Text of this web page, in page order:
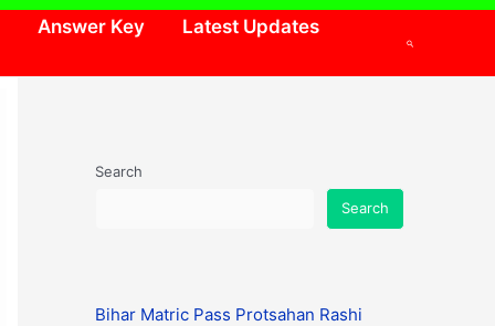
Answer Key Latest Updates
Search
Search
Search
Bihar Matric Pass Protsahan Rashi